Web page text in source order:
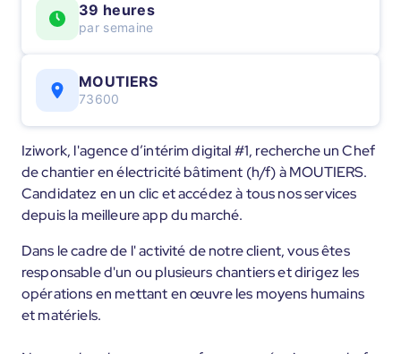
39 heures
par semaine
MOUTIERS
73600
Iziwork, l'agence d’intérim digital #1, recherche un Chef
de chantier en électricité bâtiment (h/f) à MOUTIERS.
Candidatez en un clic et accédez à tous nos services
depuis la meilleure app du marché.
Dans le cadre de l' activité de notre client, vous êtes
responsable d'un ou plusieurs chantiers et dirigez les
opérations en mettant en œuvre les moyens humains
et matériels.